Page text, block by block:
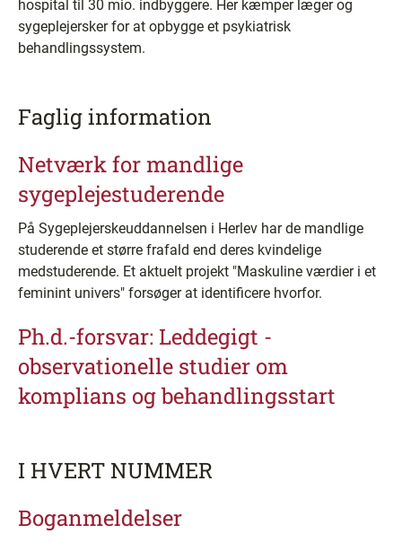
hospital til 30 mio. indbyggere. Her kæmper læger og
sygeplejersker for at opbygge et psykiatrisk
behandlingssystem.
Faglig information
Netværk for mandlige
sygeplejestuderende
På Sygeplejerskeuddannelsen i Herlev har de mandlige
studerende et større frafald end deres kvindelige
medstuderende. Et aktuelt projekt "Maskuline værdier i et
feminint univers" forsøger at identificere hvorfor.
Ph.d.-forsvar: Leddegigt -
observationelle studier om
komplians og behandlingsstart
I HVERT NUMMER
Boganmeldelser